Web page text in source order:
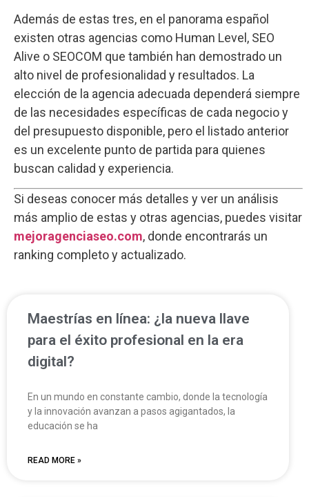
Además de estas tres, en el panorama español
existen otras agencias como Human Level, SEO
Alive o SEOCOM que también han demostrado un
alto nivel de profesionalidad y resultados. La
elección de la agencia adecuada dependerá siempre
de las necesidades específicas de cada negocio y
del presupuesto disponible, pero el listado anterior
es un excelente punto de partida para quienes
buscan calidad y experiencia.
Si deseas conocer más detalles y ver un análisis
más amplio de estas y otras agencias, puedes visitar
mejoragenciaseo.com, donde encontrarás un
ranking completo y actualizado.
Maestrías en línea: ¿la nueva llave
para el éxito profesional en la era
digital?
En un mundo en constante cambio, donde la tecnología
y la innovación avanzan a pasos agigantados, la
educación se ha
READ MORE »